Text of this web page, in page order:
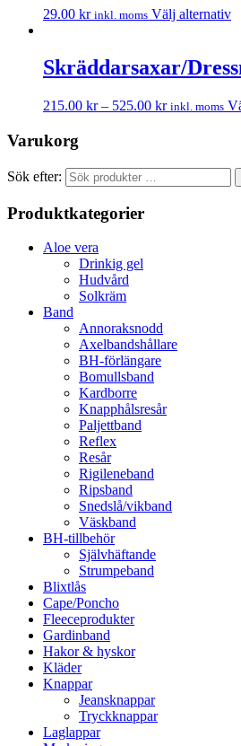
29.00 kr inkl. moms Välj alternativ
Skräddarsaxar/
215.00 kr– 525.00 kr inkl. moms
Varukorg
Sök efter:
Produktkategorier
Aloe vera
Drinkig gel
Hudvård
Solkräm
Band
Annoraksnodd
Axelbandshållare
BH-förlängare
Bomullsband
Kardborre
Knapphålsresår
Paljettband
Reflex
Resår
Rigileneband
Ripsband
Snedslå/vikband
Väskband
BH-tillbehör
Självhäftande
Strumpeband
Blixtlås
Cape/Poncho
Fleeceprodukter
Gardinband
Hakor & hyskor
Kläder
Knappar
Jeansknappar
Tryckknappar
Laglappar